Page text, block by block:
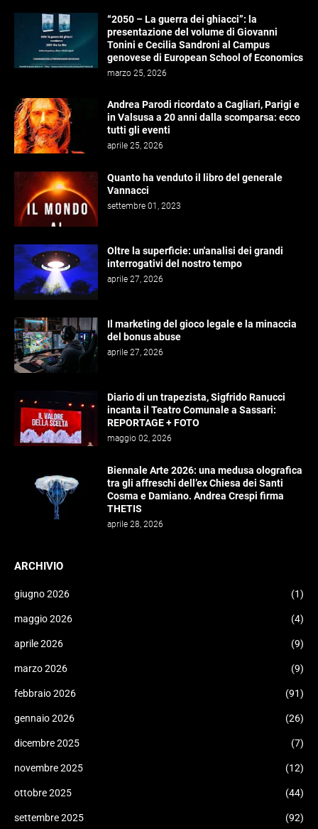
“2050 – La guerra dei ghiacci”: la
presentazione del volume di Giovanni
Tonini e Cecilia Sandroni al Campus
genovese di European School of Economics
marzo 25, 2026
Andrea Parodi ricordato a Cagliari, Parigi e
in Valsusa a 20 anni dalla scomparsa: ecco
tutti gli eventi
aprile 25, 2026
Quanto ha venduto il libro del generale
Vannacci
settembre 01, 2023
Oltre la superficie: un'analisi dei grandi
interrogativi del nostro tempo
aprile 27, 2026
Il marketing del gioco legale e la minaccia
del bonus abuse
aprile 27, 2026
Diario di un trapezista, Sigfrido Ranucci
incanta il Teatro Comunale a Sassari:
REPORTAGE + FOTO
maggio 02, 2026
Biennale Arte 2026: una medusa olografica
tra gli affreschi dell’ex Chiesa dei Santi
Cosma e Damiano. Andrea Crespi firma
THETIS
aprile 28, 2026
ARCHIVIO
giugno 2026 (1)
maggio 2026 (4)
aprile 2026 (9)
marzo 2026 (9)
febbraio 2026 (91)
gennaio 2026 (26)
dicembre 2025 (7)
novembre 2025 (12)
ottobre 2025 (44)
settembre 2025 (92)